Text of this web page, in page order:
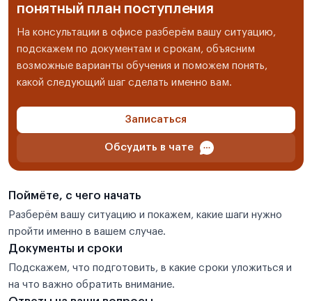
понятный план поступления
На консультации в офисе разберём вашу ситуацию,
подскажем по документам и срокам, объясним
возможные варианты обучения и поможем понять,
какой следующий шаг сделать именно вам.
Записаться
Обсудить в чате
Поймёте, с чего начать
Разберём вашу ситуацию и покажем, какие шаги нужно
пройти именно в вашем случае.
Документы и сроки
Подскажем, что подготовить, в какие сроки уложиться и
на что важно обратить внимание.